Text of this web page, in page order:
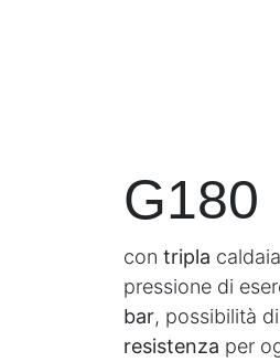
G180
con tripla
pressione di
bar, possibilità di
resistenza per